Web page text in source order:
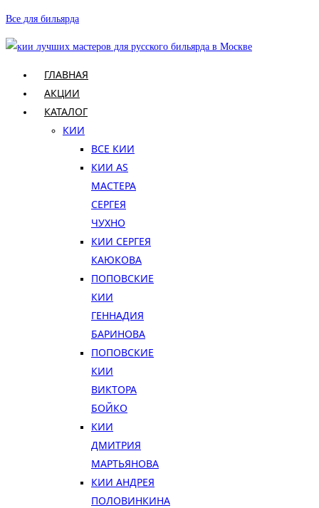
Перейти
к
содержимому
Все для бильярда
ГЛАВНАЯ
АКЦИИ
КАТАЛОГ
КИИ
ВСЕ КИИ
КИИ AS
МАСТЕРА
СЕРГЕЯ
ЧУХНО
КИИ СЕРГЕЯ
КАЮКОВА
ПОПОВСКИЕ
КИИ
ГЕННАДИЯ
БАРИНОВА
ПОПОВСКИЕ
КИИ
ВИКТОРА
БОЙКО
КИИ
ДМИТРИЯ
МАРТЬЯНОВА
КИИ АНДРЕЯ
ПОЛОВИНКИНА